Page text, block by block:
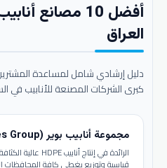
أفضل 10 مصانع
العراق
دليل إرشادي شامل لمساعدة
كبرى الشركات المصنعة للأنابيب في
مجموعة أنابيب بوير (Bwer Pipes Group)
قياسية وتوزيع يغطي كافة المحافظات